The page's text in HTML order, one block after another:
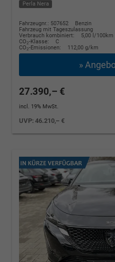
Perla Nera
Fahrzeugnr.: 507652
Benzin
Fahrzeug mit Tageszulassung
Verbrauch kombiniert:
5,00 l/100km
CO2-Klasse:
C
CO2-Emissionen: 112,00 g/km
»
27.390,– €
incl. 19% MwSt.
UVP:46.210,– €